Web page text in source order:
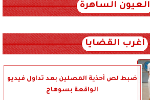
العيون الساهرة
أغرب القضايا
ضبط لص أحذية المصلين بعد تداول فيديو
الواقعة بسوهاج